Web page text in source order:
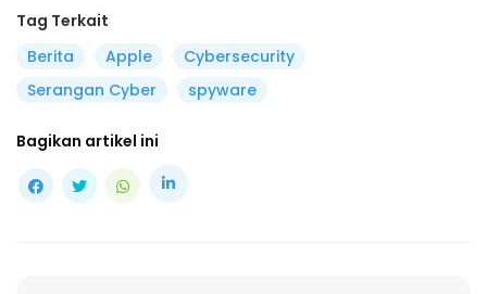
Tag Terkait
Berita
Apple
Cybersecurity
Serangan Cyber
spyware
Bagikan artikel ini